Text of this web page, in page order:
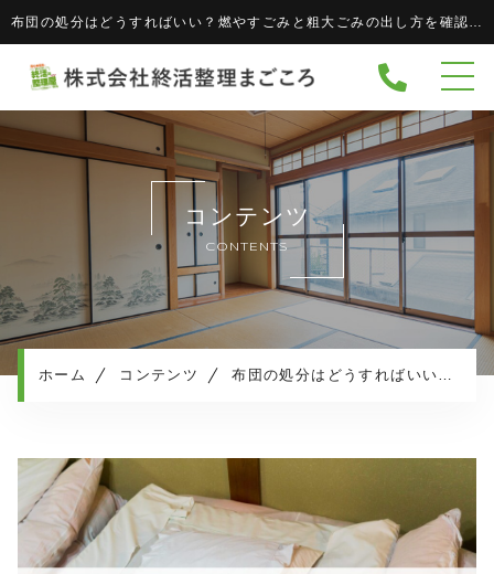
布団の処分はどうすればいい？燃やすごみと粗大ごみの出し方を確認 - 株式会社 終活整理まごころ株式会社 終活整理まごころ
当社について
協力企業
キャンペーン
サービスメニュー
実績紹介
サービスの流れ
プライバシーポリシー
コンテンツ
CONTENTS
ホーム コンテンツ 布団の処分はどうすればいい？燃やすごみと粗大ごみの出し方を確認